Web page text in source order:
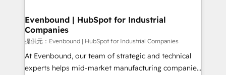
Agent Creation 🔄 Custom Integrations & Data
Migration Why 1406 We become part of your team.
Your team learns while we build. We fix what others
broke. Built for mid-market reality—practical
solutions that work with your actual headcount and
Evenbound | HubSpot for Industrial
Companies
提供元：Evenbound | HubSpot for Industrial Companies
At Evenbound, our team of strategic and technical
experts helps mid-market manufacturing companies